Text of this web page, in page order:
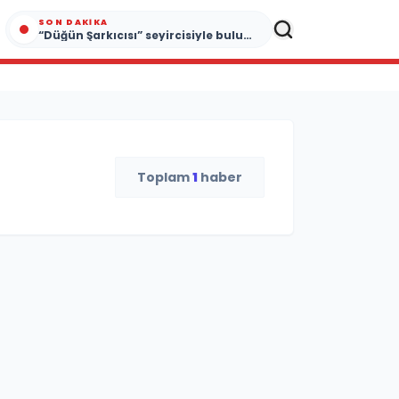
SON DAKIKA
“Düğün Şarkıcısı” seyircisiyle buluşmak için gün sayıyor
Toplam1 haber